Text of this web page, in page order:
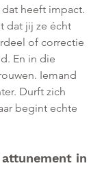
dat heeft impact.
dat jij ze écht
of correctie
En in die
Iemand
Durft zich
begint echte
in